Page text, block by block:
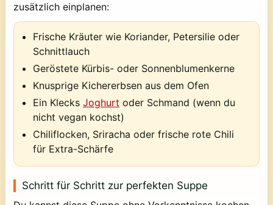
zusätzlich einplanen:
Frische Kräuter wie Koriander, Petersilie oder
Schnittlauch
Geröstete Kürbis- oder Sonnenblumenkerne
Knusprige Kichererbsen aus dem Ofen
Ein Klecks Joghurt oder Schmand (wenn du
nicht vegan kochst)
Chiliflocken, Sriracha oder frische rote Chili
für Extra-Schärfe
Schritt für Schritt zur perfekten Suppe